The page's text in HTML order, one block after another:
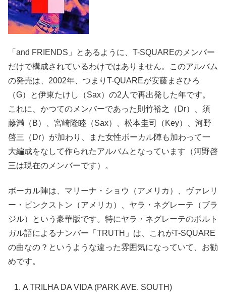
「and FRIENDS」とあるように、T-SQUAREのメンバー
だけで構成されているわけではありません。このアルバム
の発売は、2002年、つまりT-QUAREが安藤まさひろ
（G）と伊東たけし（Sax）の2人で再出発した年です。
これに、かつてのメンバーであった則竹裕之（Dr）、須
藤満（B）、宮崎隆睦（Sax）、松本圭司（Key）、河野
啓三（Dr）が加わり、また女性ボーカル陣も加わって一
大編成をなして作られたアルバムとなっています（河野啓
三は現在のメンバーです）。
ボーカル陣は、マリーナ・ショウ（アメリカ）、ヴァレリ
ー・ピンクストン（アメリカ）、ヤラ・ネグレーテ（ブラ
ジル）という豪華版です。特にヤラ・ネグレーテのポルト
ガル語によるナンバー「TRUTH」は、これがT-SQUARE
の曲なの？というような違った雰囲気になっていて、お勧
めです。
A TRILHA DA VIDA (PARK AVE. SOUTH)